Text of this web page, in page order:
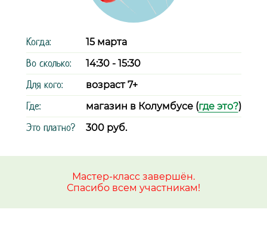
Когда: 15 марта
Во сколько: 14:30 - 15:30
Для кого: возраст 7+
Где: магазин в Колумбусе (где это?)
Это платно? 300 руб.
Мастер-класс завершён.
Спасибо всем участникам!